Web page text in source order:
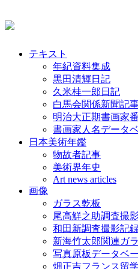
テキスト
年紀資料集成
黒田清輝日記
久米桂一郎日記
白馬会関係新聞記
明治大正期書画家
書画家人名データ
日本美術年鑑
物故者記事
美術界年史
Art news articles
画像
ガラス乾板
尾高鮮之助調査撮
和田新調査撮影記
新海竹太郎関連ガ
写真原板データベ
畑正吉フランス留